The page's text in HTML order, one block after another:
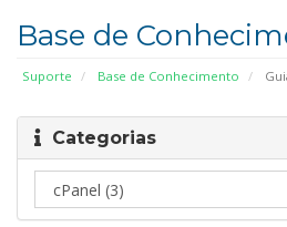
Base de
Suporte Base de Conhecimento
Categorias